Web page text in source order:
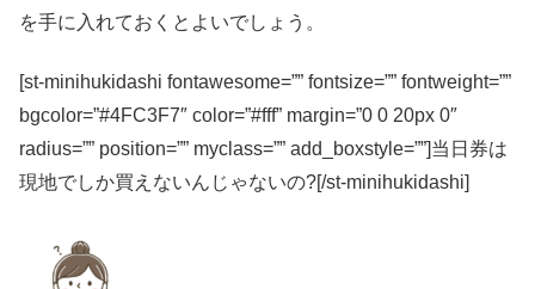
を手に入れておくとよいでしょう。
[st-minihukidashi fontawesome=”” fontsize=”” fontweight=””
bgcolor=”#4FC3F7″ color=”#fff” margin=”0 0 20px 0″
radius=”” position=”” myclass=”” add_boxstyle=””]当日券は
現地でしか買えないんじゃないの?[/st-minihukidashi]